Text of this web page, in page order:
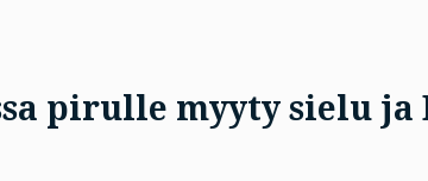
pirulle myyty sielu ja